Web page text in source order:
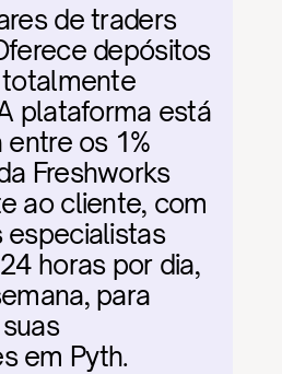
de traders
depósitos
plataforma está
os 1%
Freshworks
ao cliente, com
especialistas
horas por dia,
para
em Pyth.